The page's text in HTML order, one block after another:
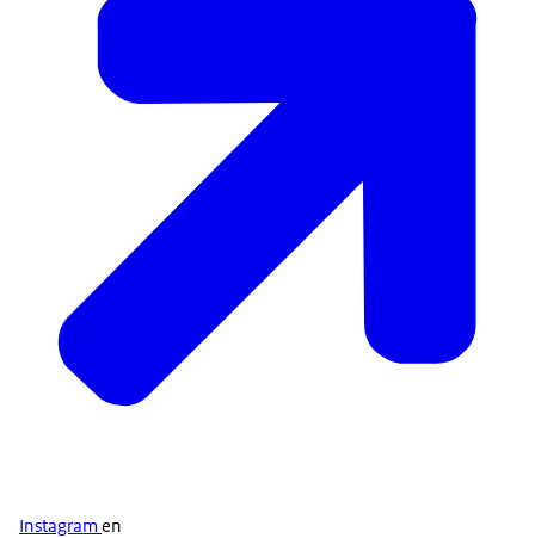
Instagram en